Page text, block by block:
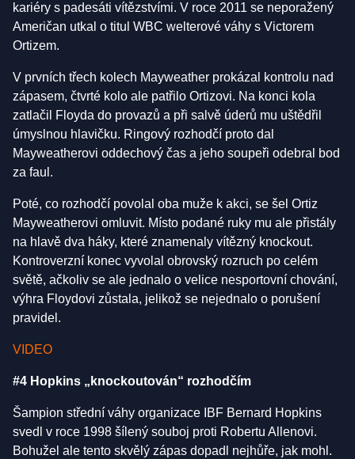
kariéry s padesáti vítězstvími. V roce 2011 se neporažený
Američan utkal o titul WBC welterové váhy s Victorem
Ortizem.
V prvních třech kolech Mayweather prokázal kontrolu nad
zápasem, čtvrté kolo ale patřilo Ortizovi. Na konci kola
zatlačil Floyda do provazů a při salvě úderů mu uštědřil
úmyslnou hlavičku. Ringový rozhodčí proto dal
Mayweatherovi oddechový čas a jeho soupeři odebral bod
za faul.
Poté, co rozhodčí povolal oba muže k akci, se šel Ortiz
Mayweatherovi omluvit. Místo podané ruky mu ale přistály
na hlavě dva háky, které znamenaly vítězný knockout.
Kontroverzní konec vyvolal obrovský rozruch po celém
světě, ačkoliv se ale jednalo o velice nesportovní chování,
výhra Floydovi zůstala, jelikož se nejednalo o porušení
pravidel.
VIDEO
#4 Hopkins „knockoutován“ rozhodčím
Šampion střední váhy organizace IBF Bernard Hopkins
svedl v roce 1998 šílený souboj proti Robertu Allenovi.
Bohužel ale tento skvělý zápas dopadl nejhůře, jak mohl.